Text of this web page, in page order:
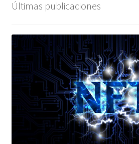
Últimas publicaciones